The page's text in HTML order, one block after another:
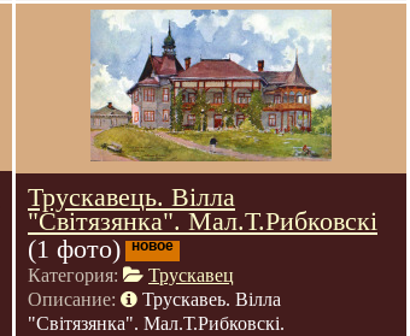
Трускавець. Вілла
"Світязянка". Мал.Т.Рибковскі
(1 фото)
новое
Категория:
Трускавец
Описание:
Трускавеь. Вілла
"Світязянка". Мал.Т.Рибковскі.